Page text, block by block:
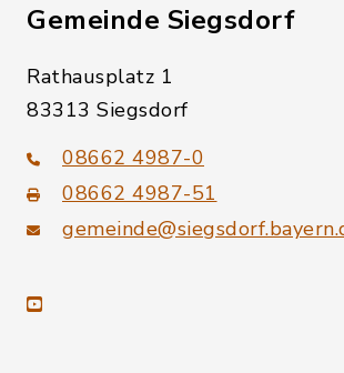
Gemeinde Siegsdorf
Rathausplatz 1
83313 Siegsdorf
08662 4987-0
08662 4987-51
youtube